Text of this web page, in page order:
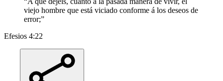
viejo hombre que está viciado conforme á los deseos de
error;”
Efesios 4:22